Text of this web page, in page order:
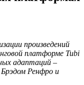
произведений
платформе Tubi
адаптаций –
Ренфро и